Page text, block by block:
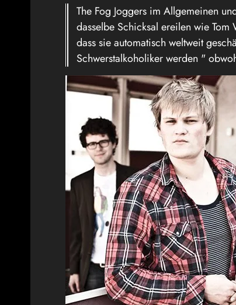
The Fog Joggers im Allgemeinen
dasselbe Schicksal ereilen wie
dass sie automatisch weltweit
Schwerstalkoholiker werden "